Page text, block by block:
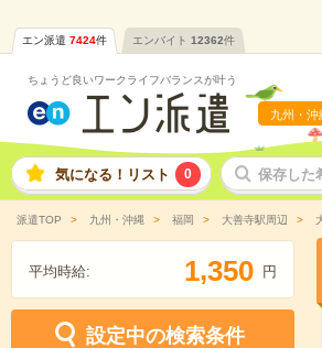
エン派遣 7424件 エンバイト 12362件
ちょうど良いワークライフバランスが叶う
九州・沖
気になる！リスト 0 保存した
派遣TOP 九州・沖縄 福岡 大善寺駅周辺
平均時給: 1,350 円
設定中の検索条件